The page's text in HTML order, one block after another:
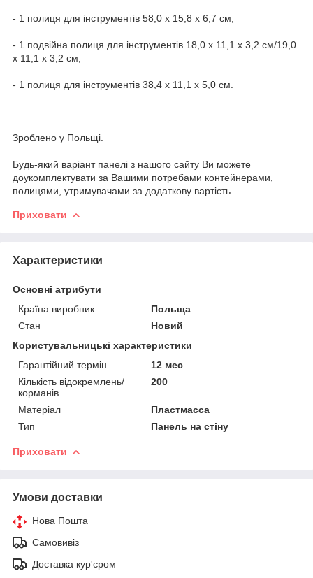
- 1 полиця для інструментів 58,0 x 15,8 x 6,7 см;
- 1 подвійна полиця для інструментів 18,0 x 11,1 x 3,2 см/19,0
x 11,1 x 3,2 см;
- 1 полиця для інструментів 38,4 x 11,1 x 5,0 см.
Зроблено у Польщі.
Будь-який варіант панелі з нашого сайту Ви можете
доукомплектувати за Вашими потребами контейнерами,
полицями, утримувачами за додаткову вартість.
Приховати
Характеристики
Основні атрибути
Країна виробник
Польща
Стан
Новий
Користувальницькі характеристики
Гарантійний термін
12 мес
Кількість відокремлень/
корманів
200
Матеріал
Пластмасса
Тип
Панель на стіну
Приховати
Умови доставки
Нова Пошта
Самовивіз
Доставка кур'єром